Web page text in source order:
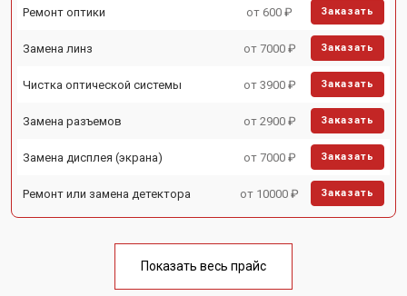
Ремонт оптики от 600 ₽ Заказать
Замена линз от 7000 ₽ Заказать
Чистка оптической системы от 3900 ₽ Заказать
Замена разъемов от 2900 ₽ Заказать
Замена дисплея (экрана) от 7000 ₽ Заказать
Ремонт или замена детектора от 10000 ₽ Заказать
Показать весь прайс